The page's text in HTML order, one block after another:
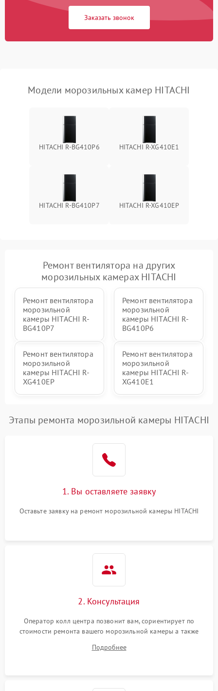
Заказать звонок
Модели морозильных камер HITACHI
HITACHI R-BG410P6 HITACHI R-XG410E1
HITACHI R-BG410P7 HITACHI R-XG410EP
Ремонт вентилятора на других
морозильных камерах HITACHI
Ремонт вентилятора
морозильной
камеры HITACHI R-
BG410P7
Ремонт вентилятора
морозильной
камеры HITACHI R-
BG410P6
Ремонт вентилятора
морозильной
камеры HITACHI R-
XG410EP
Ремонт вентилятора
морозильной
камеры HITACHI R-
XG410E1
Этапы ремонта морозильной камеры HITACHI
1. Вы оставляете заявку
Оставьте заявку на ремонт морозильной камеры HITACHI
2. Консультация
Оператор колл центра позвонит вам, сориентирует по
стоимости ремонта вашего морозильной камеры а также
Подробнее